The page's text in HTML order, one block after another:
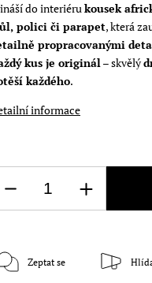
do interiérukousek
polici či parapet, která
propracovanými
kus je originál– skvělý
každého.
informace
Zeptat se